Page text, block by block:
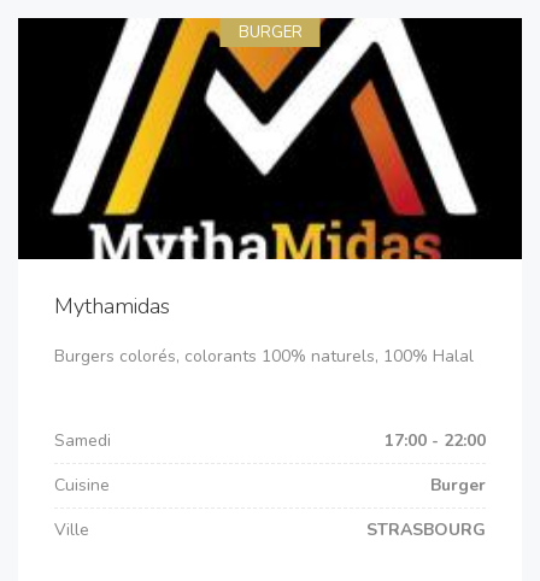
BURGER
Mythamidas
Burgers colorés, colorants 100% naturels, 100% Halal
Samedi
17:00 - 22:00
Cuisine
Burger
Ville
STRASBOURG